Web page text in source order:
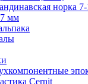
норка
мм
Cernit